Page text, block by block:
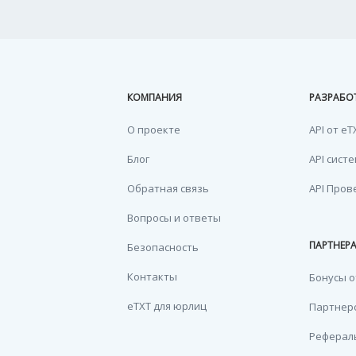
КОМПАНИЯ
О проекте
Блог
Обратная связь
Вопросы и ответы
Безопасность
Контакты
eTXT для юрлиц
API от
API
API
Бонусы